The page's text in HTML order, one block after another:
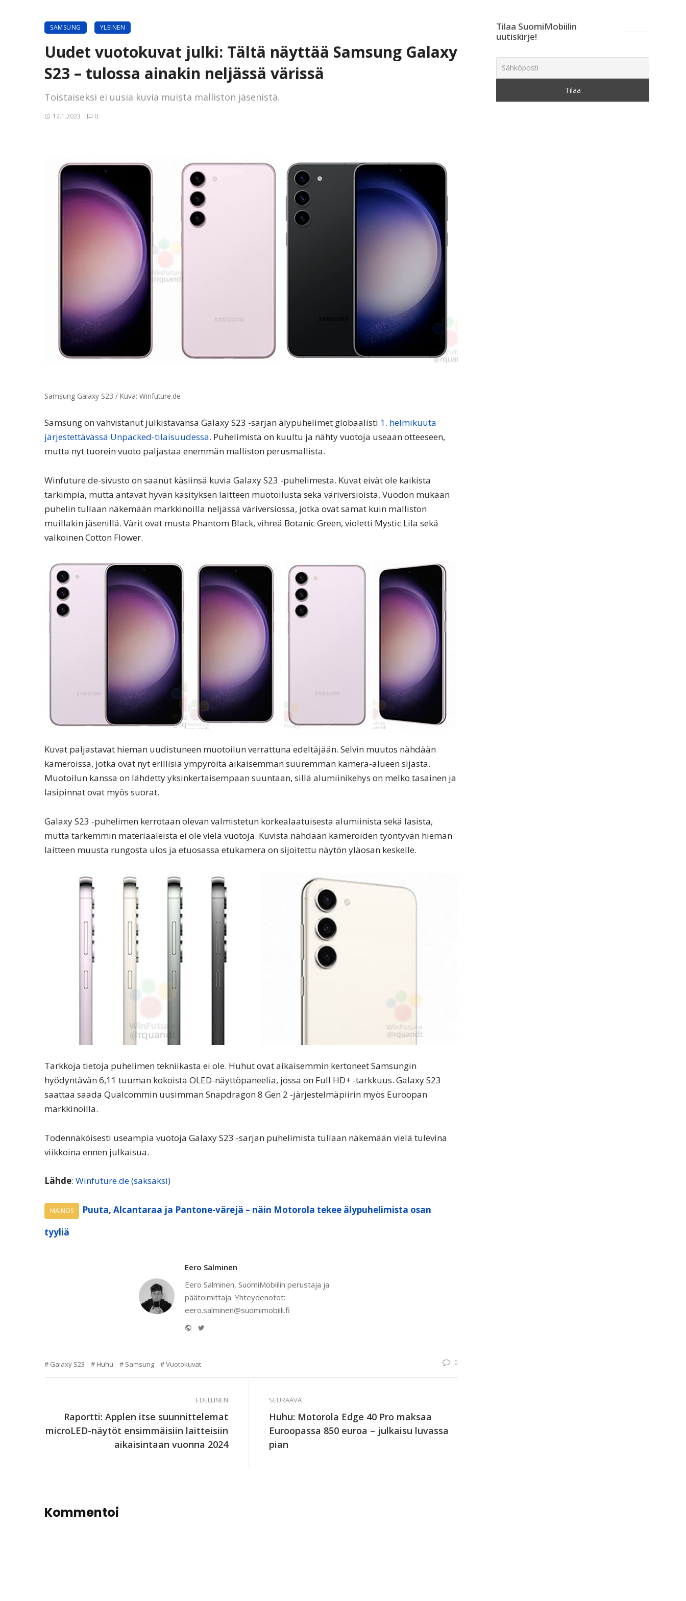
SAMSUNG YLEINEN
Uudet vuotokuvat julki: Tältä näyttää Samsung Galaxy
S23 – tulossa ainakin neljässä värissä
Toistaiseksi ei uusia kuvia muista malliston jäsenistä.
12.1.2023 0
Samsung Galaxy S23 / Kuva: Winfuture.de
Samsung on vahvistanut julkistavansa Galaxy S23 -sarjan älypuhelimet globaalisti 1. helmikuuta
järjestettävässä Unpacked-tilaisuudessa. Puhelimista on kuultu ja nähty vuotoja useaan otteeseen,
mutta nyt tuorein vuoto paljastaa enemmän malliston perusmallista.
Winfuture.de-sivusto on saanut käsiinsä kuvia Galaxy S23 -puhelimesta. Kuvat eivät ole kaikista
tarkimpia, mutta antavat hyvän käsityksen laitteen muotoilusta sekä väriversioista. Vuodon mukaan
puhelin tullaan näkemään markkinoilla neljässä väriversiossa, jotka ovat samat kuin malliston
muillakin jäsenillä. Värit ovat musta Phantom Black, vihreä Botanic Green, violetti Mystic Lila sekä
valkoinen Cotton Flower.
Kuvat paljastavat hieman uudistuneen muotoilun verrattuna edeltäjään. Selvin muutos nähdään
kameroissa, jotka ovat nyt erillisiä ympyröitä aikaisemman suuremman kamera-alueen sijasta.
Muotoilun kanssa on lähdetty yksinkertaisempaan suuntaan, sillä alumiinikehys on melko tasainen ja
lasipinnat ovat myös suorat.
Galaxy S23 -puhelimen kerrotaan olevan valmistetun korkealaatuisesta alumiinista sekä lasista,
mutta tarkemmin materiaaleista ei ole vielä vuotoja. Kuvista nähdään kameroiden työntyvän hieman
laitteen muusta rungosta ulos ja etuosassa etukamera on sijoitettu näytön yläosan keskelle.
Tarkkoja tietoja puhelimen tekniikasta ei ole. Huhut ovat aikaisemmin kertoneet Samsungin
hyödyntävän 6,11 tuuman kokoista OLED-näyttöpaneelia, jossa on Full HD+ -tarkkuus. Galaxy S23
saattaa saada Qualcommin uusimman Snapdragon 8 Gen 2 -järjestelmäpiirin myös Euroopan
markkinoilla.
Todennäköisesti useampia vuotoja Galaxy S23 -sarjan puhelimista tullaan näkemään vielä tulevina
viikkoina ennen julkaisua.
Lähde: Winfuture.de (saksaksi)
MAINOS
Puuta, Alcantaraa ja Pantone-värejä – näin Motorola tekee älypuhelimista osan
tyyliä
Eero Salminen
Eero Salminen, SuomiMobiilin perustaja ja
päätoimittaja. Yhteydenotot:
eero.salminen@suomimobiili.fi
Website
Galaxy S23 Huhu Samsung Vuotokuvat 0
EDELLINEN
Raportti: Applen itse suunnittelemat
microLED-näytöt ensimmäisiin laitteisiin
aikaisintaan vuonna 2024
SEURAAVA
Huhu: Motorola Edge 40 Pro maksaa
Euroopassa 850 euroa – julkaisu luvassa
pian
Kommentoi
Tilaa SuomiMobiilin
uutiskirje!